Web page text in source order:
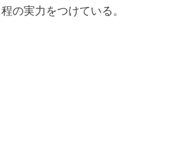
の実力をつけている。